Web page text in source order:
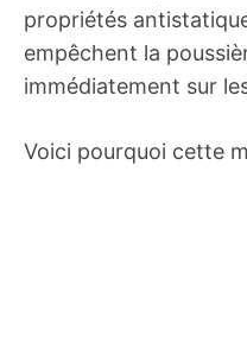
propriétés
empêchent la
immédiatement sur
Voici pourquoi cette